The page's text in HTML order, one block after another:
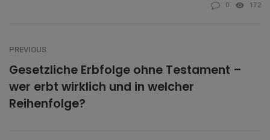
0 172
PREVIOUS
Gesetzliche Erbfolge ohne Testament –
wer erbt wirklich und in welcher
Reihenfolge?